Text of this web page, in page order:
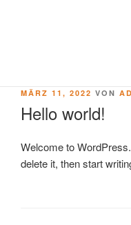
MÄRZ 11, 2022 VON
Hello world!
Welcome to
delete it, then start